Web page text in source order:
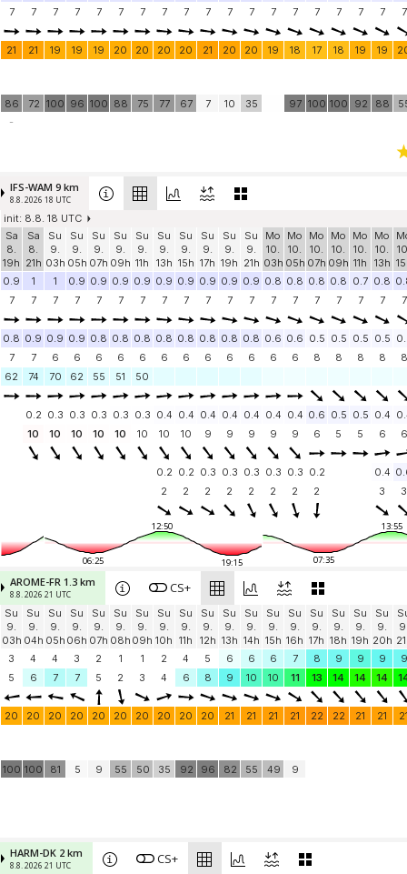
7
7 7 7 7 7 7 7 7 7 7 7 7 7 7 7 7 7 7
21 21 19 19 19 20 20 20 20 21 20 20 19 18 17 18 19 19
86 72 100 96 100 88 75 77 67 7 10 35 97 100 100 92 88
-
IFS-WAM 9 km
8.8. 2026 18 UTC
init: 8.8. 18 UTC
Sa
8.
19h
Sa
8.
21h
Su
9.
03h
Su
9.
05h
Su
9.
07h
Su
9.
09h
Su
9.
11h
Su
9.
13h
Su
9.
15h
Su
9.
17h
Su
9.
19h
Su
9.
21h
Mo
10.
03h
Mo
10.
05h
Mo
10.
07h
Mo
10.
09h
Mo
10.
11h
Mo
10.
13h
0.9
1 1 0.9 0.9 0.9 0.9 0.9 0.9 0.9 0.9 0.9 0.8 0.8 0.8 0.8 0.7 0.8
7
7 7 7 7 7 7 7 7 7 7 7 7 7 7 7 7 7 7
0.8 0.9 0.9 0.9 0.8 0.8 0.8 0.8 0.8 0.8 0.8 0.8 0.6 0.6 0.5 0.5 0.5 0.5
7
7 6 6 6 6 6 6 6 6 6 6 6 6 8 8 8 8
8
62
74 70 62 55 51 50
0.2 0.3 0.3 0.3 0.3 0.3 0.4 0.4 0.4 0.4 0.4 0.4 0.4 0.6 0.5 0.5 0.4
10
10 10 10 10 10 10 10 9 9 9 9 9 6 5 5 6 6
0.2 0.2 0.3 0.3 0.3 0.3 0.3 0.2 0.4
2
2 2 2 2 2 2 2 3 3
12:50
06:25 19:15
13:55
07:35
AROME-FR 1.3 km
8.8. 2026 21 UTC CS+
Su
9.
03h
Su
9.
04h
Su
9.
05h
Su
9.
06h
Su
9.
07h
Su
9.
08h
Su
9.
09h
Su
9.
10h
Su
9.
11h
Su
9.
12h
Su
9.
13h
Su
9.
14h
Su
9.
15h
Su
9.
16h
Su
9.
17h
Su
9.
18h
Su
9.
19h
Su
9.
20h
3
4 4 3 2 1 1 2 4 5 6 6 6 7 8 9 9 9
9
5
6 7 7 5 2 3 4 6 8 9 10 10 11 13 14 14 14
20 20 20 20 20 20 20 20 20 20 21 21 21 21 22 22 21 21
100 100 81 5 9 55 50 35 92 96 82 55 49 9
HARM-DK 2 km
8.8. 2026 21 UTC CS+